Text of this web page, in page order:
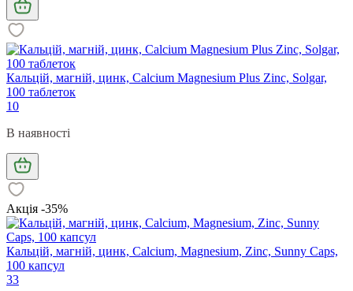
Кальцій, магній, цинк, Calcium Magnesium Plus Zinc, Solgar,
100 таблеток
10
В наявності
Акція -35%
Кальцій, магній, цинк, Calcium, Magnesium, Zinc, Sunny Caps,
100 капсул
33